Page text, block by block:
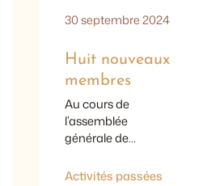
30 septembre 2024
Huit nouveaux
membres
Au cours de
l’assemblée
générale de
huit nouveaux
Activités passées